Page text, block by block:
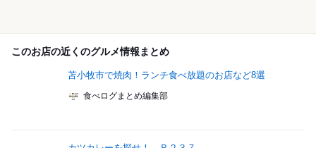
このお店の近くのグルメ情報まとめ
苫小牧市で焼肉！ランチ食べ放題のお店など8選
食べログまとめ編集部